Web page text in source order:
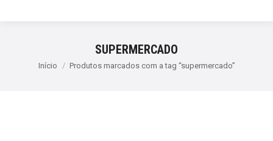
SUPERMERCADO
Início Produtos marcados com a tag “supermercado”